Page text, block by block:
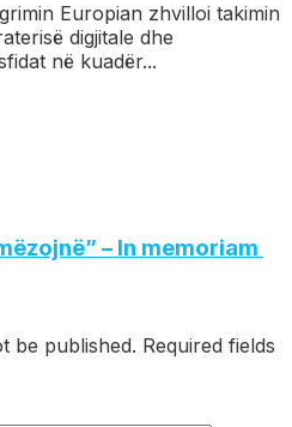
Europian zhvilloi takimin
digjitale dhe
në kuadër...
– In memoriam
be published. Required fields